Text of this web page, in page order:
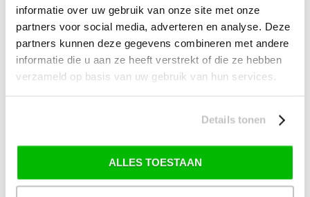
informatie over uw gebruik van onze site met onze
partners voor social media, adverteren en analyse. Deze
partners kunnen deze gegevens combineren met andere
informatie die u aan ze heeft verstrekt of die ze hebben
verzameld op basis van uw gebruik van hun services.
Details tonen
ALLES TOESTAAN
Kampa
Sabre
€